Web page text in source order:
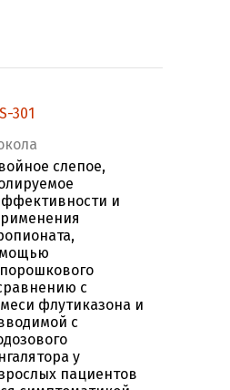
301
слепое,
и
с
флутиказона и
с
у
пациентов